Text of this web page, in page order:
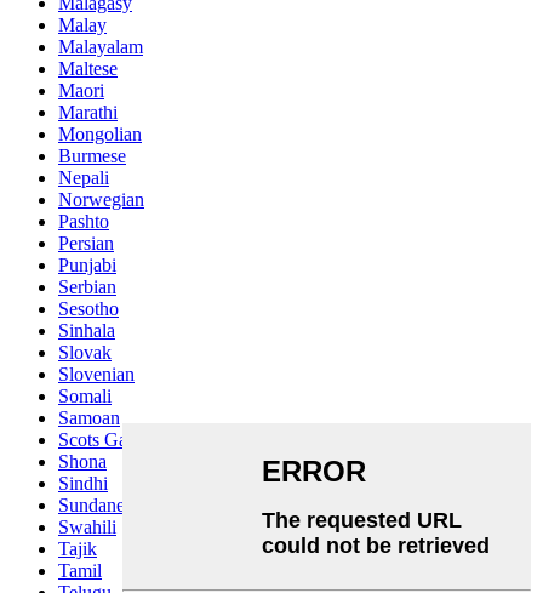
Malay
Malayalam
Maltese
Maori
Marathi
Mongolian
Burmese
Nepali
Norwegian
Pashto
Persian
Punjabi
Serbian
Sesotho
Sinhala
Slovak
Slovenian
Somali
Samoan
Scots Gaelic
Shona
Sindhi
Sundanese
Swahili
Tajik
Tamil